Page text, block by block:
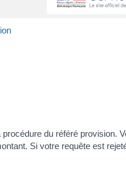
procédure du référé provision.
Si votre requête est